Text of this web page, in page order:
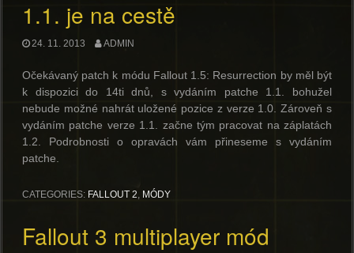
1.1. je na cestě
24. 11. 2013 ADMIN
Očekávaný patch k módu Fallout 1.5: Resurrection by měl být
k dispozici do 14ti dnů, s vydáním patche 1.1. bohužel
nebude možné nahrát uložené pozice z verze 1.0. Zároveň s
vydáním patche verze 1.1. začne tým pracovat na záplatách
1.2. Podrobnosti o opravách vám přineseme s vydáním
patche.
CATEGORIES: FALLOUT 2, MÓDY
Fallout 3 multiplayer mód